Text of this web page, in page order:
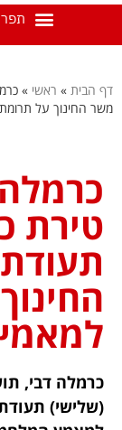
דף הבית » ראשי »
משר החינוך על
טירת
כרמלה דבי,
(שלישי)